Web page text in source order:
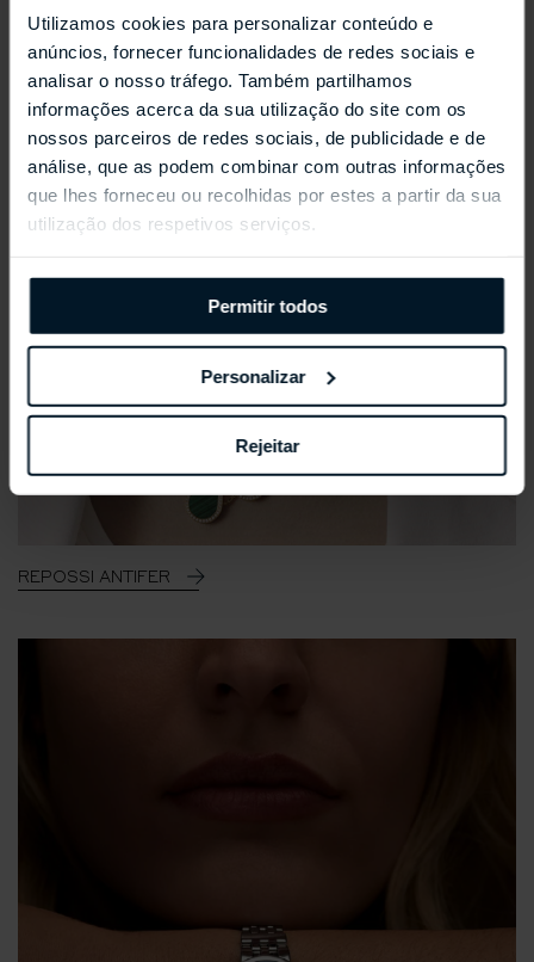
Utilizamos cookies para personalizar conteúdo e
anúncios, fornecer funcionalidades de redes sociais e
analisar o nosso tráfego. Também partilhamos
informações acerca da sua utilização do site com os
nossos parceiros de redes sociais, de publicidade e de
análise, que as podem combinar com outras informações
que lhes forneceu ou recolhidas por estes a partir da sua
utilização dos respetivos serviços.
Permitir todos
Personalizar
Rejeitar
REPOSSI ANTIFER